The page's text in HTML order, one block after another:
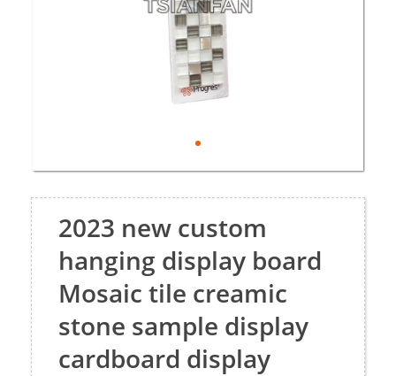
2023 new custom
hanging display board
Mosaic tile creamic
stone sample display
cardboard display